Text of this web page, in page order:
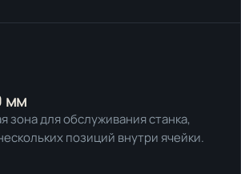
мм
зона для обслуживания станка,
позиций внутри ячейки.